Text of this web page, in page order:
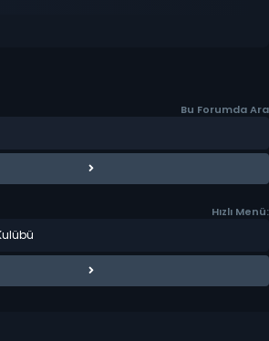
Bu Forumda Ara
Hızlı Menü: